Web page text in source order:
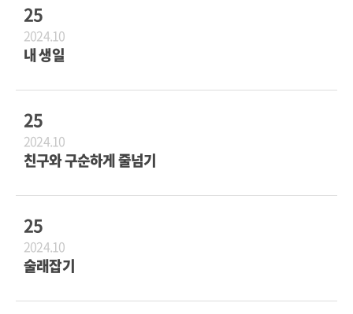
25
2024.10
내 생일
25
2024.10
친구와 구순하게 줄넘기
25
2024.10
술래잡기